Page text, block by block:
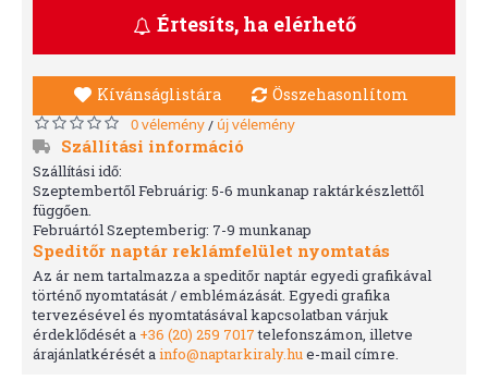
Értesíts, ha elérhető
Kívánságlistára Összehasonlítom
0 vélemény/ új vélemény
Szállítási információ
Szállítási idő:
Szeptembertől Februárig: 5-6 munkanap raktárkészlettől
függően.
Februártól Szeptemberig: 7-9 munkanap
Speditőr naptár reklámfelület nyomtatás
Az ár nem tartalmazza a speditőr naptár egyedi grafikával
történő nyomtatását / emblémázását. Egyedi grafika
tervezésével és nyomtatásával kapcsolatban várjuk
érdeklődését a +36 (20) 259 7017telefonszámon, illetve
árajánlatkérését ainfo@naptarkiraly.hue-mail címre.